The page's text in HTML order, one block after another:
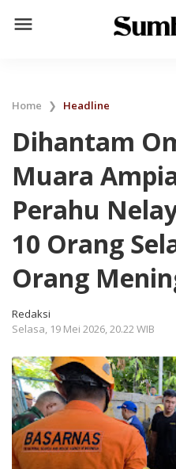
menu
Home ❯ Headline
Dihantam
Muara
Perahu
10 Orang
Orang
Redaksi
Selasa, 19 Mei 2026, 20.22 WIB